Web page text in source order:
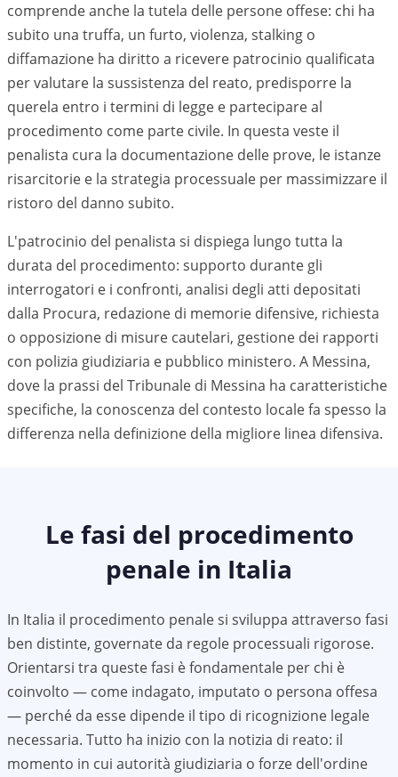
comprende anche la tutela delle persone offese: chi ha
subito una truffa, un furto, violenza, stalking o
diffamazione ha diritto a ricevere patrocinio qualificata
per valutare la sussistenza del reato, predisporre la
querela entro i termini di legge e partecipare al
procedimento come parte civile. In questa veste il
penalista cura la documentazione delle prove, le istanze
risarcitorie e la strategia processuale per massimizzare il
ristoro del danno subito.
L'patrocinio del penalista si dispiega lungo tutta la
durata del procedimento: supporto durante gli
interrogatori e i confronti, analisi degli atti depositati
dalla Procura, redazione di memorie difensive, richiesta
o opposizione di misure cautelari, gestione dei rapporti
con polizia giudiziaria e pubblico ministero. A Messina,
dove la prassi del Tribunale di Messina ha caratteristiche
specifiche, la conoscenza del contesto locale fa spesso la
differenza nella definizione della migliore linea difensiva.
Le fasi del procedimento
penale in Italia
In Italia il procedimento penale si sviluppa attraverso fasi
ben distinte, governate da regole processuali rigorose.
Orientarsi tra queste fasi è fondamentale per chi è
coinvolto — come indagato, imputato o persona offesa
— perché da esse dipende il tipo di ricognizione legale
necessaria. Tutto ha inizio con la notizia di reato: il
momento in cui autorità giudiziaria o forze dell'ordine